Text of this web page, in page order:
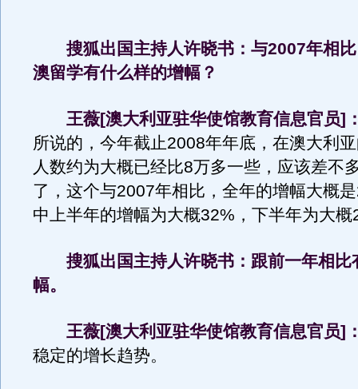
搜狐出国主持人许晓书：与2007年相比
澳留学有什么样的增幅？
王薇[澳大利亚驻华使馆教育信息官员]
所说的，今年截止2008年年底，在澳大利
人数约为大概已经比8万多一些，应该差不
了，这个与2007年相比，全年的增幅大概
中上半年的增幅为大概32%，下半年为大
搜狐出国主持人许晓书：跟前一年相比
幅。
王薇[澳大利亚驻华使馆教育信息官员]
稳定的增长趋势。